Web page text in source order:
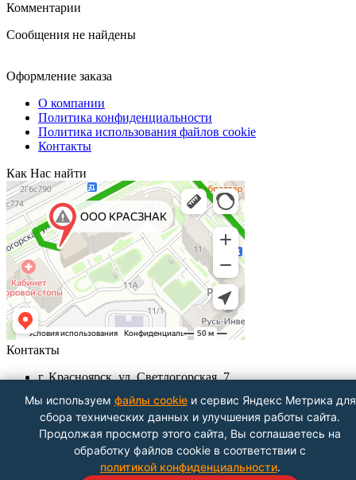
Комментарии
Сообщения не найдены
Оформление заказа
О компании
Политика конфиденциальности
Политика использования файлов cookie
Контакты
Как Нас найти
Контакты
г. Красноярск, ул. Светлогорская, 7
Пн-Пт с 9.00 - до 18.00
info@krasznak24.ru
Посмотреть на карте
Мы используем файлы cookieи сервис Яндекс Метрика для
сбора технических данных и улучшения работы сайта.
Продолжая просмотр этого сайта, Вы соглашаетесь на
обработку файлов cookie в соответствии с
политикой конфиденциальности.